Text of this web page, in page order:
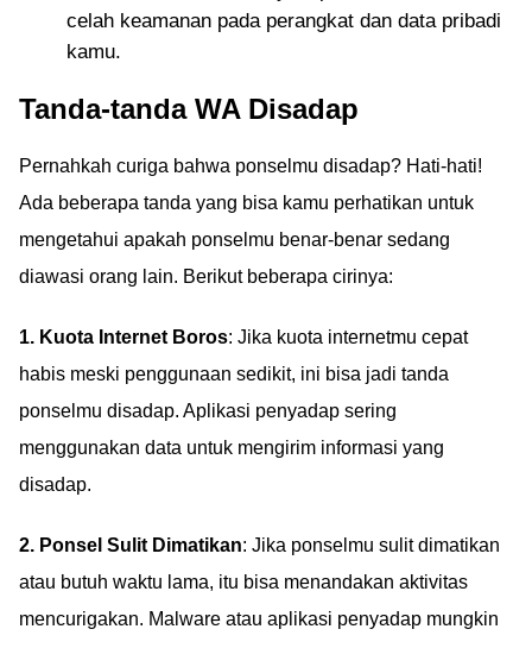
celah keamanan pada perangkat dan data pribadi
kamu.
Tanda-tanda WA Disadap
Pernahkah curiga bahwa ponselmu disadap? Hati-hati!
Ada beberapa tanda yang bisa kamu perhatikan untuk
mengetahui apakah ponselmu benar-benar sedang
diawasi orang lain. Berikut beberapa cirinya:
1. Kuota Internet Boros: Jika kuota internetmu cepat
habis meski penggunaan sedikit, ini bisa jadi tanda
ponselmu disadap. Aplikasi penyadap sering
menggunakan data untuk mengirim informasi yang
disadap.
2. Ponsel Sulit Dimatikan: Jika ponselmu sulit dimatikan
atau butuh waktu lama, itu bisa menandakan aktivitas
mencurigakan. Malware atau aplikasi penyadap mungkin